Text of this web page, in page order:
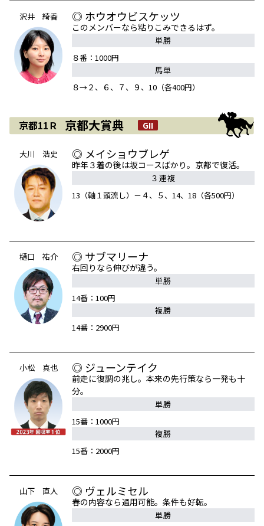
沢井 綺香 ◎ ホウオウビスケッツ
このメンバーなら粘りこみできるはず。
単勝
８番：1000円
馬単
８→２、６、７、９、10（各400円）
京都11Ｒ 京都大賞典 GII
大川 浩史 ◎ メイショウブレゲ
昨年３着の後は坂コースばかり。京都で復活。
３連複
13（軸１頭流し）－４、５、14、18（各500円）
樋口 祐介 ◎ サブマリーナ
右回りなら伸びが違う。
単勝
14番：100円
複勝
14番：2900円
小松 真也 ◎ ジューンテイク
前走に復調の兆し。本来の先行策なら一発も十
分。
単勝
15番：1000円
複勝
15番：2000円
山下 直人 ◎ ヴェルミセル
春の内容なら通用可能。条件も好転。
単勝